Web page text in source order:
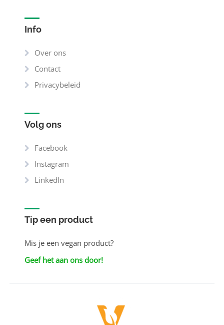
Info
Over ons
Contact
Privacybeleid
Volg ons
Facebook
Instagram
LinkedIn
Tip een product
Mis je een vegan product?
Geef het aan ons door!